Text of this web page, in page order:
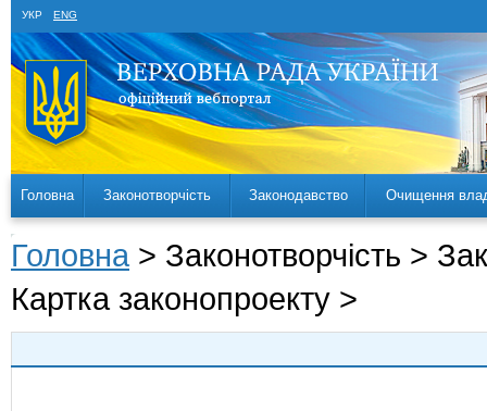
УКР ENG
Головна Законотворчість Законодавство Очищення
Головна > Законотворчість >
Картка законопроекту >